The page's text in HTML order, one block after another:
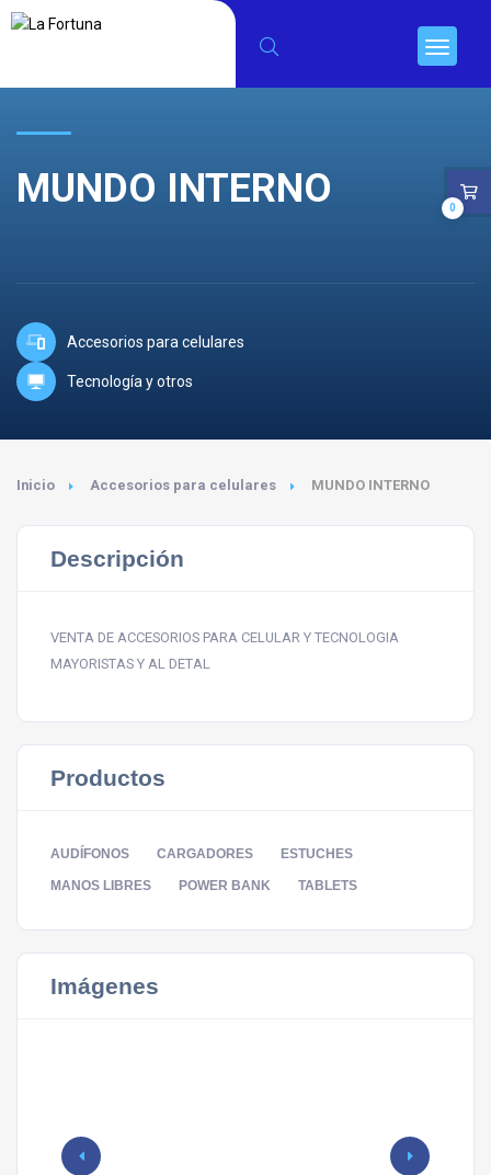
MUNDO INTERNO
Accesorios para celulares
Tecnología y otros
Inicio Accesorios para celulares MUNDO INTERNO
Descripción
VENTA DE ACCESORIOS PARA CELULAR Y TECNOLOGIA
MAYORISTAS Y AL DETAL
Productos
AUDÍFONOS CARGADORES ESTUCHES
MANOS LIBRES POWER BANK TABLETS
Imágenes
0